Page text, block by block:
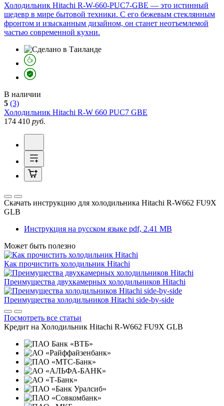
Холодильник Hitachi R-W-660-PUC7-GBE — это истинный
шедевр в мире бытовой техники. С его бежевым стеклянным
фронтом и изысканным дизайном, он станет неотъемлемой
частью современной кухни.
В наличии
5 (3)
Холодильник Hitachi R-W 660 PUC7 GBE
174 410 руб.
Скачать инструкцию для холодильника Hitachi R-W662 FU9X
GLB
Инструкция на русском языке pdf, 2.41 MB
Может быть полезно
Как прочистить холодильник Hitachi
Преимущества двухкамерных холодильников Hitachi
Преимущества холодильников Hitachi side-by-side
Посмотреть все статьи
Кредит на Холодильник Hitachi R-W662 FU9X GLB